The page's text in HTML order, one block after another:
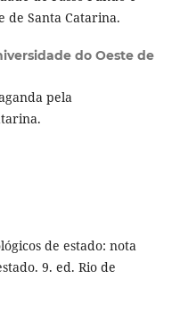
de Santa Catarina.
do Oeste de
pela
de estado: nota
9. ed. Rio de